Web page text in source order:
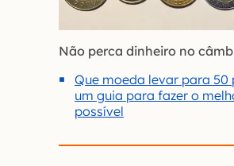
Não perca dinheiro no
Que moeda levar para 50
um guia para fazer o
possível